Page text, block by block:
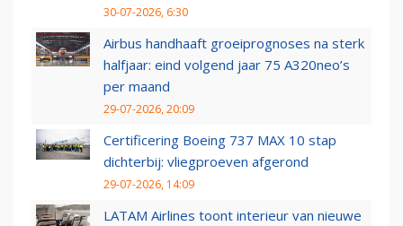
30-07-2026, 6:30
Airbus handhaaft groeiprognoses na sterk
halfjaar: eind volgend jaar 75 A320neo’s
per maand
29-07-2026, 20:09
Certificering Boeing 737 MAX 10 stap
dichterbij: vliegproeven afgerond
29-07-2026, 14:09
LATAM Airlines toont interieur van nieuwe